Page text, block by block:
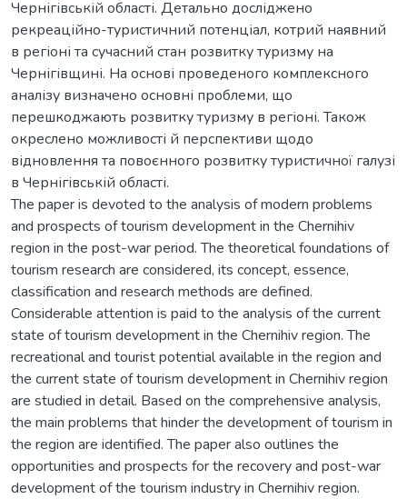
Чернігівській області. Детально досліджено
рекреаційно-туристичний потенціал, котрий наявний
в регіоні та сучасний стан розвитку туризму на
Чернігівщині. На основі проведеного комплексного
аналізу визначено основні проблеми, що
перешкоджають розвитку туризму в регіоні. Також
окреслено можливості й перспективи щодо
відновлення та повоєнного розвитку туристичної галузі
в Чернігівській області.
The paper is devoted to the analysis of modern problems
and prospects of tourism development in the Chernihiv
region in the post-war period. The theoretical foundations of
tourism research are considered, its concept, essence,
classification and research methods are defined.
Considerable attention is paid to the analysis of the current
state of tourism development in the Chernihiv region. The
recreational and tourist potential available in the region and
the current state of tourism development in Chernihiv region
are studied in detail. Based on the comprehensive analysis,
the main problems that hinder the development of tourism in
the region are identified. The paper also outlines the
opportunities and prospects for the recovery and post-war
development of the tourism industry in Chernihiv region.